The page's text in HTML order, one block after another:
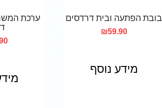
בובת הפתעה ובית דרדסים
₪59.90
מידע נוסף
ערכת